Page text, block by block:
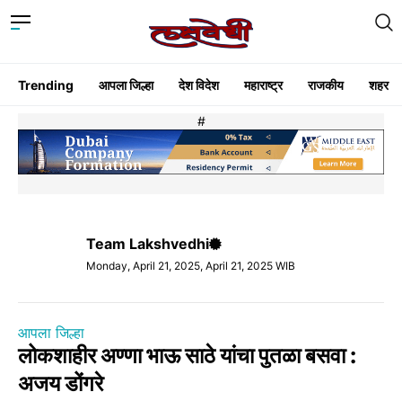
Trending आपला जिल्हा देश विदेश महाराष्ट्र राजकीय शहर
#
Team Lakshvedhi
Monday, April 21, 2025, April 21, 2025 WIB
आपला जिल्हा
लोकशाहीर अण्णा भाऊ साठे यांचा पुतळा बसवा :
अजय डोंगरे